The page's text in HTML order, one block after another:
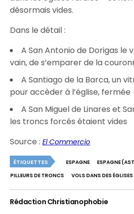
désormais vides.
Dans le détail :
A San Antonio de Dorigas le
vain, de s’emparer de la
A Santiago de la Barca, un
pour accèder à l’église, fermée
A San Miguel de Linares et
les troncs forcés étaient vides
Source :El Commercio
ÉTIQUETTES ESPAGNE
ESPAGNE
PILLEURS DE TRONCS
VOLS DANS DES ÉGLISES
Rédaction Christianophobie